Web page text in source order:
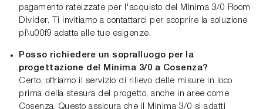
pagamento rateizzate per l'acquisto del Minima 3/0 Room
Divider. Ti invitiamo a contattarci per scoprire la soluzione
pi\u00f9 adatta alle tue esigenze.
Posso richiedere un sopralluogo per la
progettazione del Minima 3/0 a Cosenza?
Certo, offriamo il servizio di rilievo delle misure in loco
prima della stesura del progetto, anche in aree come
Cosenza. Questo assicura che il Minima 3/0 si adatti